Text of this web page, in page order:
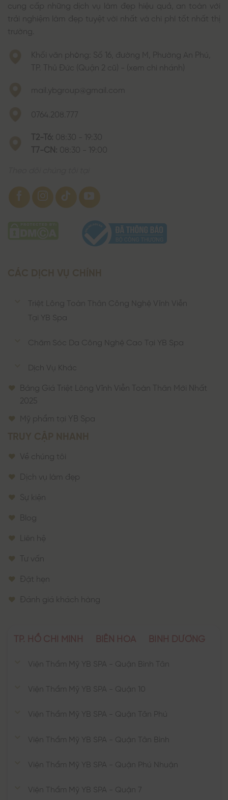
cung cấp những dịch vụ làm đẹp hiệu quả, an toàn với
trải nghiệm làm đẹp tuyệt vời nhất và chi phí tốt nhất thị
trường.
Khối văn phòng: Số 16, đường M, Phường An Phú,
TP. Thủ Đức (Quận 2 cũ) - (xem chi nhánh)
mail.ybgroup@gmail.com
0764.208.777
T2-T6: 08:30 - 19:30
T7-CN: 08:30 - 19:00
Triệt Lông Toàn Thân Công Nghệ Vĩnh Viễn
Tại YB Spa
Chăm Sóc Da Công Nghệ Cao Tại YB Spa
Dịch Vụ Khác
Bảng Giá Triệt Lông Vĩnh Viễn Toàn Thân Mới Nhất
2025
Mỹ phẩm tại YB Spa
Về chúng tôi
Dịch vụ làm đẹp
Sự kiện
Blog
Liên hệ
Tư vấn
Đặt hẹn
Đánh giá khách hàng
TP. HỒ CHÍ MINH BIÊN HÒA BÌNH DƯƠNG
Viện Thẩm Mỹ YB SPA - Quận Bình Tân
Viện Thẩm Mỹ YB SPA - Quận 10
Viện Thẩm Mỹ YB SPA - Quận Tân Phú
Viện Thẩm Mỹ YB SPA - Quận Tân Bình
Viện Thẩm Mỹ YB SPA - Quận Phú Nhuận
Viện Thẩm Mỹ YB SPA - Quận 7